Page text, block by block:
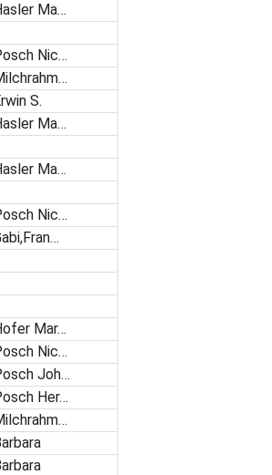
Ma…
Nic…
S.
Ma…
Ma…
Nic…
Mar…
Nic…
Joh…
Her…